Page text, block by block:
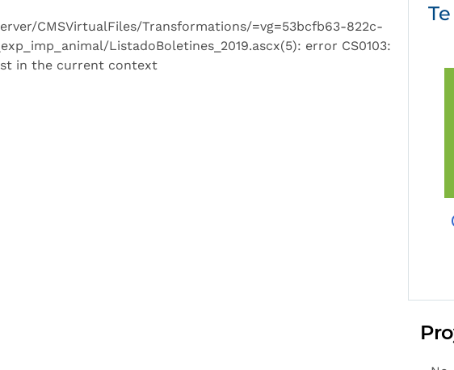
CMSVirtualFiles/Transformations/=vg=53bcfb63-822c-
ListadoBoletines_2019.ascx(5): error CS0103:
in the current context